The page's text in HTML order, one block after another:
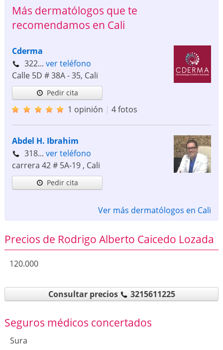
Más dermatólogos que te
recomendamos en Cali
Cderma
322... ver teléfono
Calle 5D # 38A - 35, Cali
Pedir cita
1 opinión | 4 fotos
Abdel H. Ibrahim
318... ver teléfono
carrera 42 # 5A-19 , Cali
Pedir cita
Ver más dermatólogos en Cali
Precios de Rodrigo Alberto Caicedo Lozada
120.000
Consultar precios 3215611225
Seguros médicos concertados
Sura